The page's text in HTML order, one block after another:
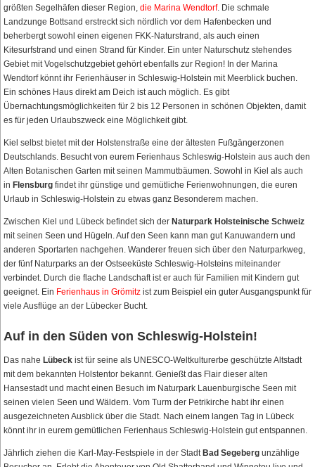
größten Segelhäfen dieser Region, die Marina Wendtorf. Die schmale
Landzunge Bottsand erstreckt sich nördlich vor dem Hafenbecken und
beherbergt sowohl einen eigenen FKK-Naturstrand, als auch einen
Kitesurfstrand und einen Strand für Kinder. Ein unter Naturschutz stehendes
Gebiet mit Vogelschutzgebiet gehört ebenfalls zur Region! In der Marina
Wendtorf könnt ihr Ferienhäuser in Schleswig-Holstein mit Meerblick buchen.
Ein schönes Haus direkt am Deich ist auch möglich. Es gibt
Übernachtungsmöglichkeiten für 2 bis 12 Personen in schönen Objekten, damit
es für jeden Urlaubszweck eine Möglichkeit gibt.
Kiel selbst bietet mit der Holstenstraße eine der ältesten Fußgängerzonen
Deutschlands. Besucht von eurem Ferienhaus Schleswig-Holstein aus auch den
Alten Botanischen Garten mit seinen Mammutbäumen. Sowohl in Kiel als auch
in Flensburg findet ihr günstige und gemütliche Ferienwohnungen, die euren
Urlaub in Schleswig-Holstein zu etwas ganz Besonderem machen.
Zwischen Kiel und Lübeck befindet sich der Naturpark Holsteinische Schweiz
mit seinen Seen und Hügeln. Auf den Seen kann man gut Kanuwandern und
anderen Sportarten nachgehen. Wanderer freuen sich über den Naturparkweg,
der fünf Naturparks an der Ostseeküste Schleswig-Holsteins miteinander
verbindet. Durch die flache Landschaft ist er auch für Familien mit Kindern gut
geeignet. Ein Ferienhaus in Grömitz ist zum Beispiel ein guter Ausgangspunkt für
viele Ausflüge an der Lübecker Bucht.
Auf in den Süden von Schleswig-Holstein!
Das nahe Lübeck ist für seine als UNESCO-Weltkulturerbe geschützte Altstadt
mit dem bekannten Holstentor bekannt. Genießt das Flair dieser alten
Hansestadt und macht einen Besuch im Naturpark Lauenburgische Seen mit
seinen vielen Seen und Wäldern. Vom Turm der Petrikirche habt ihr einen
ausgezeichneten Ausblick über die Stadt. Nach einem langen Tag in Lübeck
könnt ihr in eurem gemütlichen Ferienhaus Schleswig-Holstein gut entspannen.
Jährlich ziehen die Karl-May-Festspiele in der Stadt Bad Segeberg unzählige